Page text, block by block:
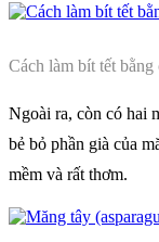
Cách làm bít tết bằng
Ngoài ra, còn có hai
bẻ bỏ phần già của
mềm và rất thơm.